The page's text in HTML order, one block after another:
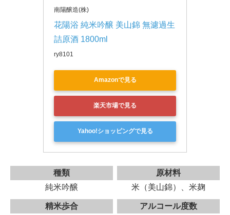
南陽醸造(株)
花陽浴 純米吟醸 美山錦 無濾過生
詰原酒 1800ml
ry8101
Amazonで見る
楽天市場で見る
Yahoo!ショッピングで見る
種類
純米吟醸
原材料
米（美山錦）、米麹
精米歩合
アルコール度数